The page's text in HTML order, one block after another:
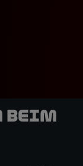
beim